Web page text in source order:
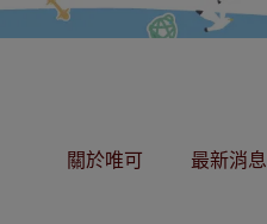
關於唯可 最新消息